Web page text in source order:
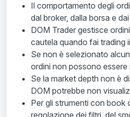
Il comportamento degli
dal broker, dalla borsa e
DOM Trader gestisce
cautela quando fai trading
Se non è selezionato
ordini non possono essere
Se la market depth non è
DOM potrebbe non
Per gli strumenti con book